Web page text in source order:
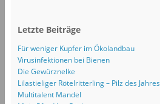
Letzte Beiträge
Für weniger Kupfer im Ökolandbau
Virusinfektionen bei Bienen
Die Gewürznelke
Lilastieliger Rötelritterling – Pilz des Jahres
Multitalent Mandel